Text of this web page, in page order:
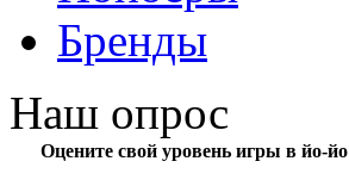
Бренды
Наш опрос
Оцените свой уровень игры в йо-йо